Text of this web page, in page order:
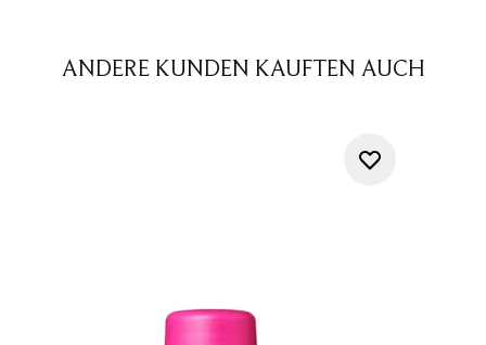
ANDERE KUNDEN KAUFTEN AUCH